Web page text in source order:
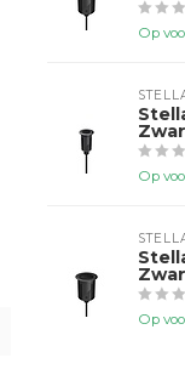
Op
Op
Op